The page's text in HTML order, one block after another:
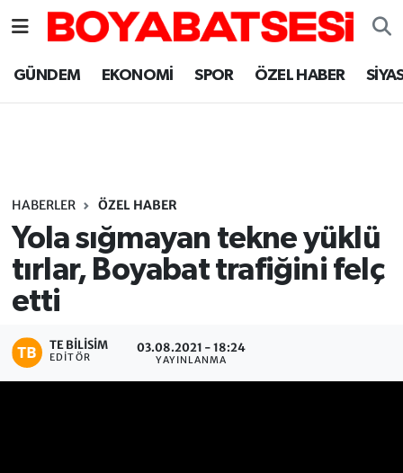
GÜNDEM EKONOMİ SPOR ÖZEL HABER
HABERLER ÖZEL HABER
Yola sığmayan tekne yüklü
tırlar, Boyabat trafiğini felç
etti
TE BILISIM
EDITÖR
03.08.2021 - 18:24
YAYINLANMA
Sinop Nöbetçi Eczaneler
Sinop Trafik Yoğunluk Haritası
Süper Lig Puan Durumu ve Fikstür
Tüm Manşetler
Son Dakika Haberleri